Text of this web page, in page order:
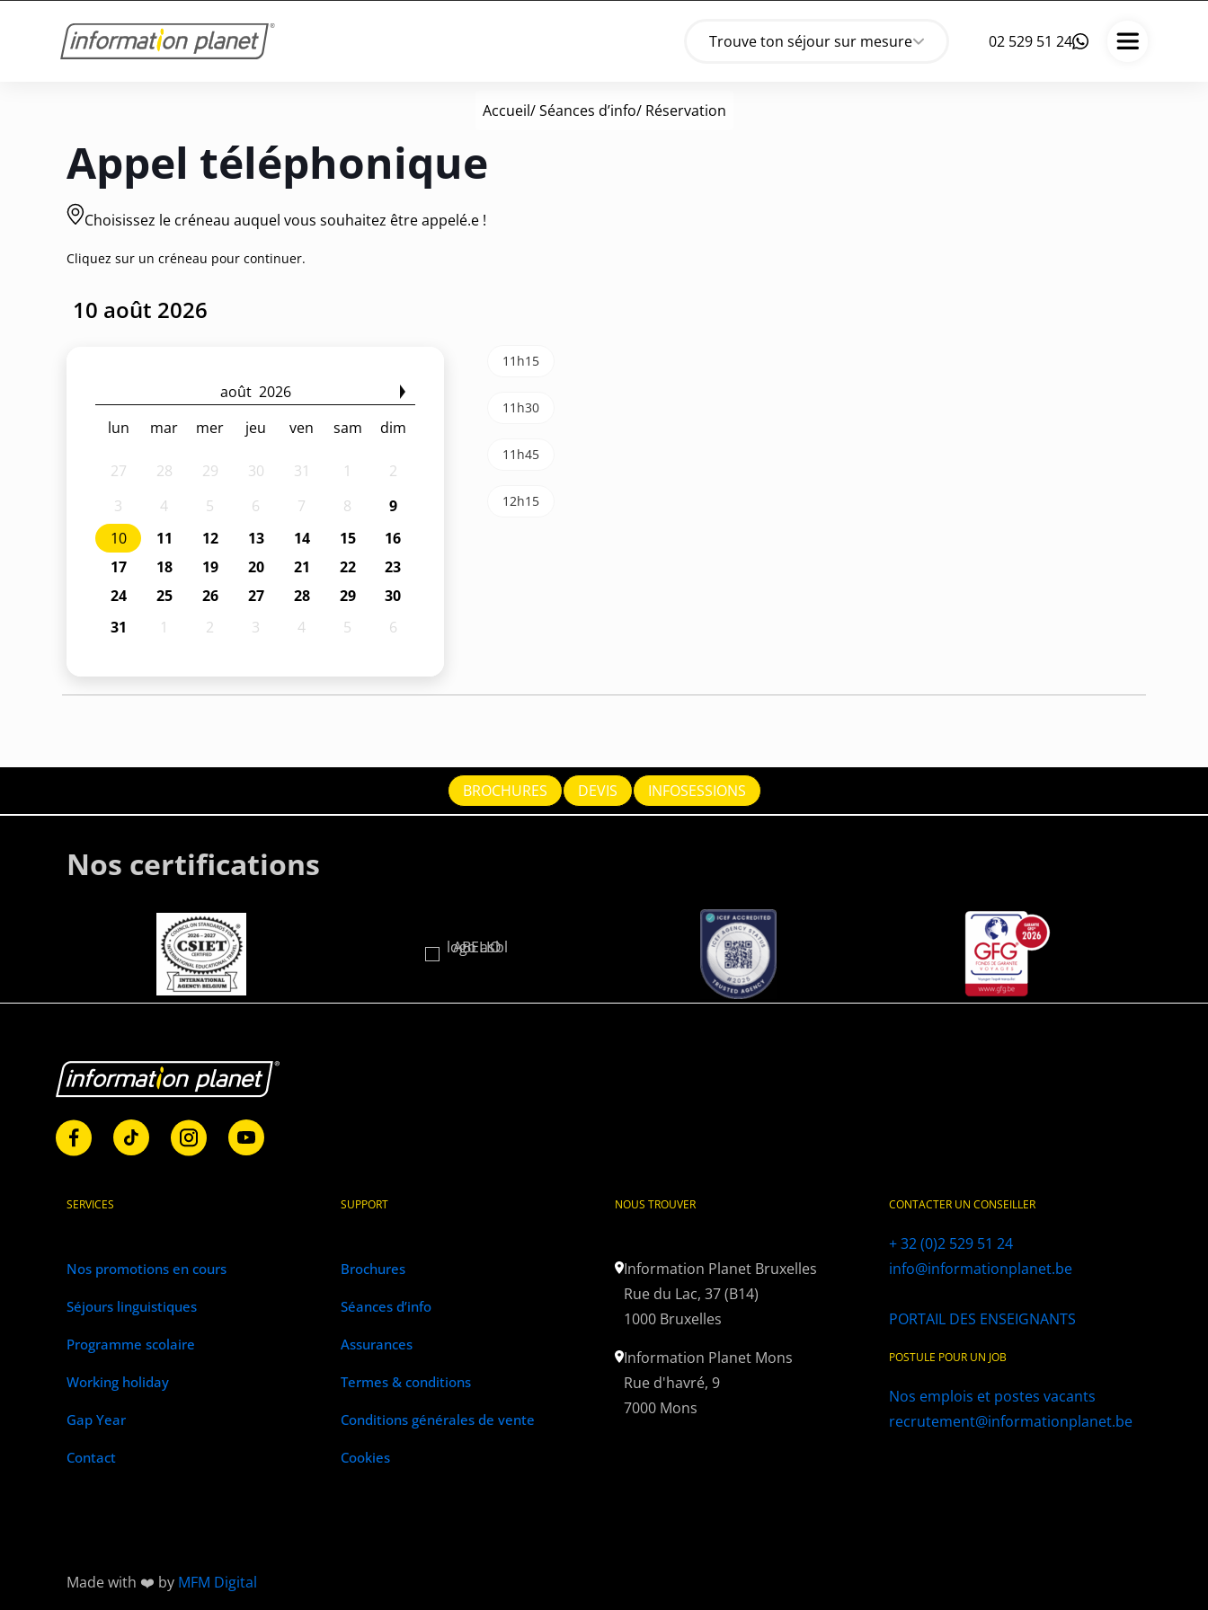
Trouve ton séjour sur mesure 02 529 51 24
Accueil/Séances d’info/ Réservation
Appel téléphonique
Choisissez le créneau auquel vous souhaitez être appelé.e !
Cliquez sur un créneau pour continuer.
août 2026
lun
mar mer jeu ven sam dim
27 28 29 30 31 1
2
3
4 5 6 7 8
9
10
11 12 13 14 15
16
17
18 19 20 21 22
23
24
25 26 27 28 29
30
31
1 2 3 4 5 6
11h15
11h30
11h45
12h15
BROCHURES DEVIS INFOSESSIONS
Nos certifications
SERVICES
Nos promotions en cours
Séjours linguistiques
Programme scolaire
Working holiday
Gap Year
Contact
SUPPORT
Brochures
Séances d’info
Assurances
Termes & conditions
Conditions générales de vente
Cookies
NOUS TROUVER
Information Planet Bruxelles
Rue du Lac, 37 (B14)
1000 Bruxelles
Information Planet Mons
Rue d'havré, 9
7000 Mons
CONTACTER UN CONSEILLER
+ 32 (0)2 529 51 24
info@informationplanet.be
PORTAIL DES ENSEIGNANTS
POSTULE POUR UN JOB
Nos emplois et postes vacants
recrutement@informationplanet.be
Made with ❤️ by MFM Digital